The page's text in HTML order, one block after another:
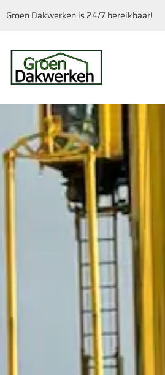
Groen Dakwerken is 24/7 bereikbaar!